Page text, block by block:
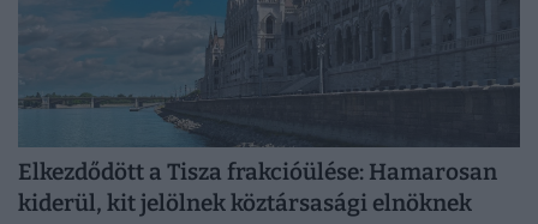
Elkezdődött a Tisza frakcióülése: Hamarosan
kiderül, kit jelölnek köztársasági elnöknek